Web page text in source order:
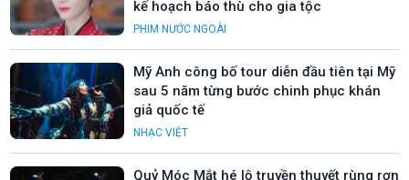
kế hoạch báo thù cho gia tộc
PHIM NƯỚC NGOÀI
Mỹ Anh công bố tour diễn đầu tiên tại Mỹ
sau 5 năm từng bước chinh phục khán
giả quốc tế
NHẠC VIỆT
Quỷ Móc Mắt hé lộ truyền thuyết rùng rợn